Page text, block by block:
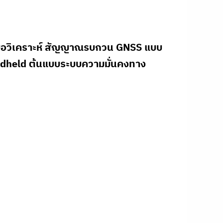
วิเคราะห์ สัญญาณรบกวน GNSS แบบ
ต้นแบบระบบความมั่นคงทาง